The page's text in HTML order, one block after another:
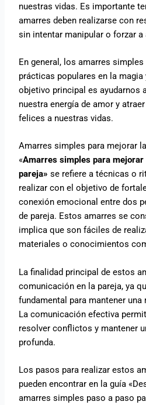
nuestras vidas. Es importante
amarres deben realizarse con
sin intentar manipular o forzar a
En general, los amarres
prácticas populares en la
objetivo principal es ayudarnos
nuestra energía de amor y
felices a nuestras vidas.
Amarres simples para mejorar
«Amarres simples para mejorar
pareja» se refiere a técnicas o
realizar con el objetivo de
conexión emocional entre dos
de pareja. Estos amarres se
implica que son fáciles de
materiales o conocimientos
La finalidad principal de estos
comunicación en la pareja, ya
fundamental para mantener una
La comunicación efectiva
resolver conflictos y mantener
profunda.
Los pasos para realizar estos
pueden encontrar en la guía
amarres simples paso a paso